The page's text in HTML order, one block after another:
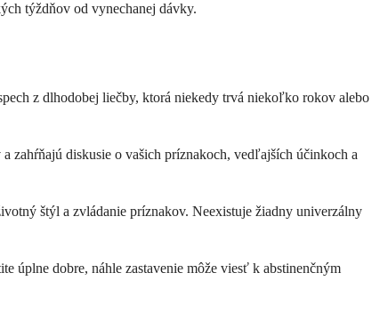
týždňov od vynechanej dávky.
z dlhodobej liečby, ktorá niekedy trvá niekoľko rokov alebo
zahŕňajú diskusie o vašich príznakoch, vedľajších účinkoch a
štýl a zvládanie príznakov. Neexistuje žiadny univerzálny
úplne dobre, náhle zastavenie môže viesť k abstinenčným